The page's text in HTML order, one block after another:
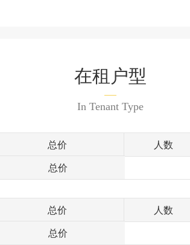
在租户型
In Tenant Type
总价 人数
总价
总价 人数
总价